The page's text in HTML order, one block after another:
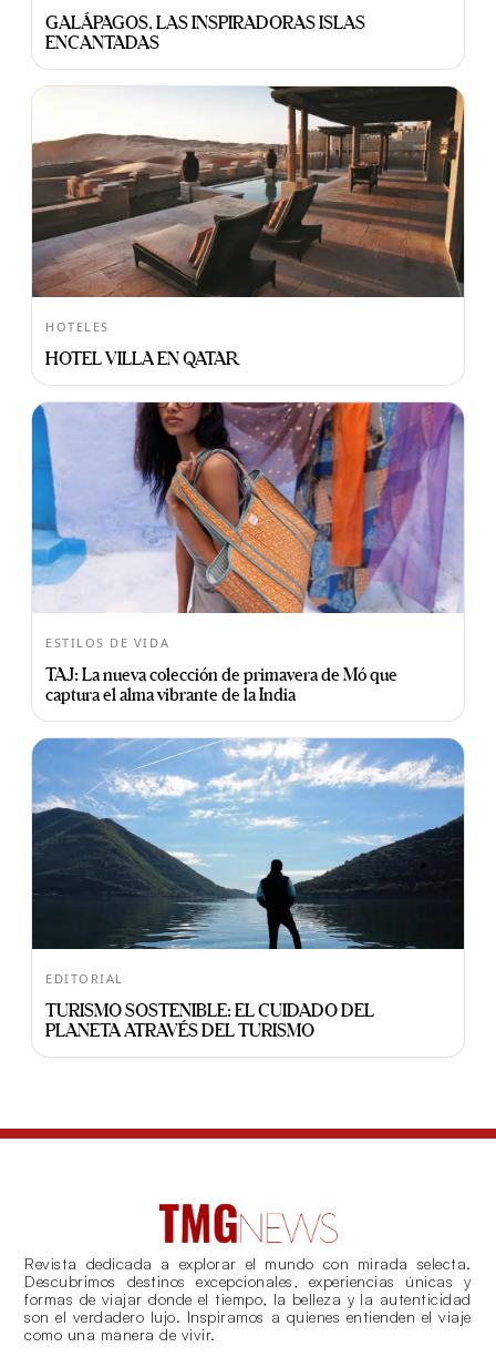
GALÁPAGOS, LAS INSPIRADORAS ISLAS
ENCANTADAS
HOTELES
HOTEL VILLA EN QATAR
ESTILOS DE VIDA
TAJ: La nueva colección de primavera de Mó que
captura el alma vibrante de la India
EDITORIAL
TURISMO SOSTENIBLE: EL CUIDADO DEL
PLANETA ATRAVÉS DEL TURISMO
Revista dedicada a explorar el mundo con mirada selecta.
Descubrimos destinos excepcionales, experiencias únicas y
formas de viajar donde el tiempo, la belleza y la autenticidad
son el verdadero lujo. Inspiramos a quienes entienden el viaje
como una manera de vivir.